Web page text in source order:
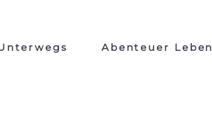
Abenteuer Leben